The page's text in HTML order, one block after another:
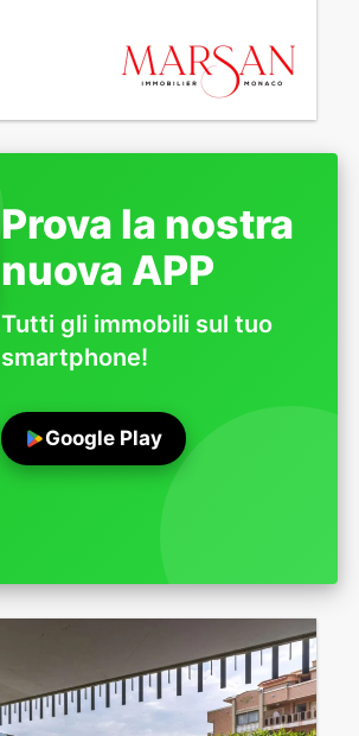
Prova la nostra
nuova APP
Tutti gli immobili sul tuo
smartphone!
Google Play